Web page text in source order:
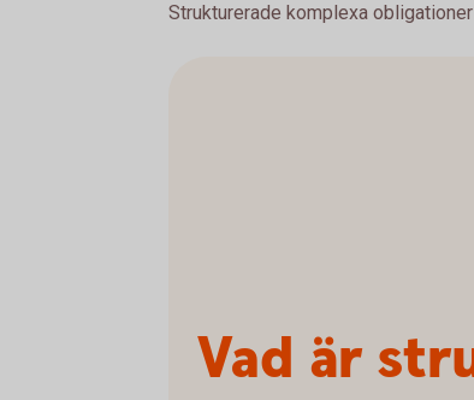
Strukturerade komplexa obligationer
Vad är